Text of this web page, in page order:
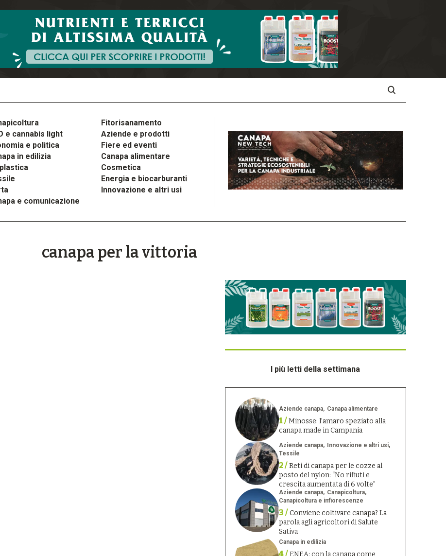
Fitorisanamento
e cannabis light
Aziende e prodotti
e politica
Fiere ed eventi
in edilizia
Canapa alimentare
Cosmetica
Energia e biocarburanti
Innovazione e altri usi
e comunicazione
canapa per la vittoria
I più letti della settimana
Aziende canapa Canapa alimentare
1 /Minosse: l’amaro speziato alla
canapa made in Campania
Aziende canapa
Innovazione e altri usi
Tessile
2 /Reti di canapa per le cozze al
posto del nylon: “No rifiuti e
crescita aumentata di 6 volte”
Aziende canapa
Canapicoltura
Canapicoltura e infiorescenze
3 /Conviene coltivare canapa? La
parola agli agricoltori di Salute
Sativa
Canapa in edilizia
4 /